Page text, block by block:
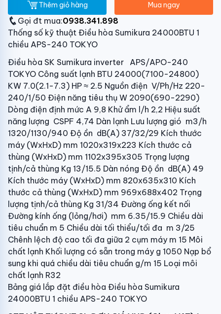
Thêm giỏ hàng Mua ngay
Gọi đt mua:0938.341.898
Thống số kỹ thuật Điều hòa Sumikura 24000BTU 1
chiều APS-240 TOKYO
Điều hòa SK Sumikura inverter APS/APO-240
TOKYO Công suất lạnh BTU 24000(7100-24800)
KW 7.0(2.1-7.3) HP ≈ 2.5 Nguồn điện V/Ph/Hz 220-
240/1/50 Điện năng tiêu thụ W 2090(690-2290)
Dòng điện định mức A 9,8 Khử ẩm l/h 2,2 Hiệu suất
năng lượng CSPF 4,74 Dàn lạnh Lưu lượng gió m3/h
1320/1130/940 Độ ồn dB(A) 37/32/29 Kích thước
máy (WxHxD) mm 1020x319x223 Kích thước cả
thùng (WxHxD) mm 1102x395x305 Trọng lượng
tịnh/cả thùng Kg 13/15.5 Dàn nóng Độ ồn dB(A) 49
Kích thước máy (WxHxD) mm 820x635x310 Kích
thước cả thùng (WxHxD) mm 969x688x402 Trọng
lượng tịnh/cả thùng Kg 31/34 Đường ống kết nối
Đường kính ống (lỏng/hơi) mm 6.35/15.9 Chiều dài
tiêu chuẩn m 5 Chiều dài tối thiểu/tối đa m 3/25
Chênh lệch độ cao tối đa giữa 2 cụm máy m 15 Môi
chất lạnh Khối lượng có sẵn trong máy g 1050 Nạp bổ
sung khi quá chiều dài tiêu chuẩn g/m 15 Loại môi
chất lạnh R32
Bảng giá lắp đặt điều hòa Điều hòa Sumikura
24000BTU 1 chiều APS-240 TOKYO